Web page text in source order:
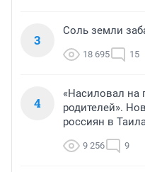
3
Соль земли
18 695 15
4
«Насиловал на
родителей».
россиян в
9 256 9